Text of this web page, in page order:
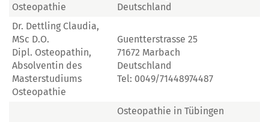
Osteopathie
Deutschland
Dr. Dettling Claudia,
MSc D.O.
Dipl. Osteopathin,
Absolventin des
Masterstudiums
Osteopathie
Guentterstrasse 25
71672 Marbach
Deutschland
Tel: 0049/71448974487
Osteopathie in Tübingen